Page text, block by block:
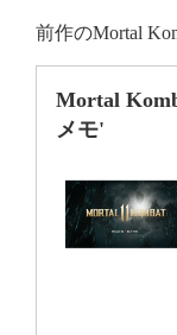
前作のMortal
Mortal
メモ'